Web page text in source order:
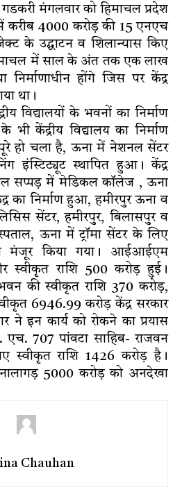
गडकरी मंगलवार को हिमाचल प्रदेश
करीब 4000 करोड़ की 15 एनएच
के उद्घाटन व शिलान्यास किए
में साल के अंत तक एक लाख
निर्माणाधीन होंगे जिस पर केंद्र
था।
विद्यालयों के भवनों का निर्माण
भी केंद्रीय विद्यालय का निर्माण
हो चला है, ऊना में नेशनल सेंटर
इंस्टिट्यूट स्थापित हुआ। केंद्र
सप्पड़ में मेडिकल कॉलेज , ऊना
का निर्माण हुआ, हमीरपुर ऊना व
सेंटर, हमीरपुर, बिलासपुर व
ऊना में ट्रॉमा सेंटर के लिए
मंजूर किया गया। आईआईएम
स्वीकृत राशि 500 करोड़ हुई।
की स्वीकृत राशि 370 करोड़,
6946.99 करोड़ केंद्र सरकार
ने इन कार्य को रोकने का प्रयास
एच. 707 पांवटा साहिब- राजवन
स्वीकृत राशि 1426 करोड़ है।
5000 करोड़ को अनदेखा
Chauhan